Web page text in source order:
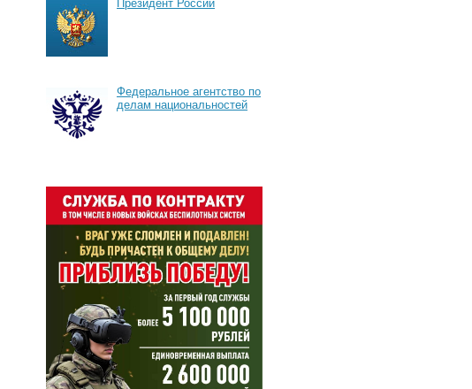
Президент России
Федеральное агентство по
делам национальностей